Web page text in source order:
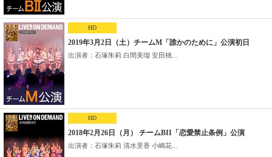
HD
2019年3月2日（土）チームM「誰かのために」公演初日
出演者：石塚朱莉 白間美瑠 安田桃...
HD
2018年2月26日（月） チームBII「恋愛禁止条例」公演
出演者：石塚朱莉 清水里香 小嶋花...